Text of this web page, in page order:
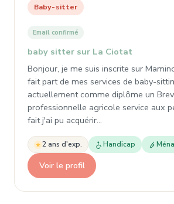
Baby-sitter
Email confirmé
baby sitter sur La Ciotat
Bonjour, je me suis inscrite sur
fait part de mes services de baby-
actuellement comme diplôme un
professionnelle agricole service aux
fait j'ai pu acquérir…
2 ans d'exp. Handicap
Voir le profil